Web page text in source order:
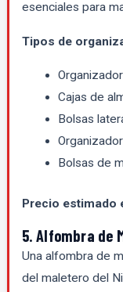
esenciales para
Tipos de
Cajas de
Bolsas
Bolsas de
Precio estimado
5. Alfombra de
Una alfombra de
del maletero del